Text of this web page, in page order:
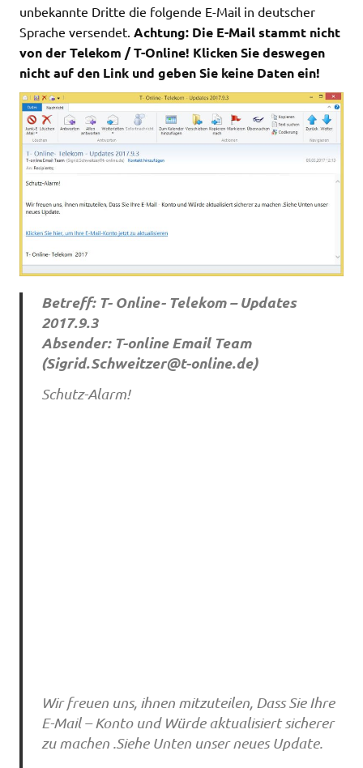
unbekannte Dritte die folgende E-Mail in deutscher
Sprache versendet. Achtung: Die E-Mail stammt nicht
von der Telekom / T-Online! Klicken Sie deswegen
nicht auf den Link und geben Sie keine Daten ein!
Betreff: T- Online- Telekom – Updates
2017.9.3
Absender: T-online Email Team
(Sigrid.Schweitzer@t-online.de)
Schutz-Alarm!
Wir freuen uns, ihnen mitzuteilen, Dass Sie Ihre
E-Mail – Konto und Würde aktualisiert sicherer
zu machen .Siehe Unten unser neues Update.